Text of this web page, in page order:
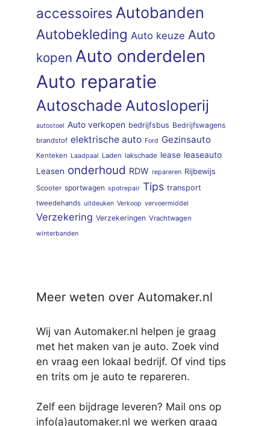
accessoires Autobanden
Autobekleding Auto keuze Auto
kopen Auto onderdelen
Auto reparatie
Autoschade Autosloperij
autostoel Auto verkopen bedrijfsbus Bedrijfswagens
brandstof elektrische auto Ford Gezinsauto
Kenteken Laadpaal Laden lakschade lease leaseauto
Leasen onderhoud RDW repareren Rijbewijs
Scooter sportwagen spotrepair Tips transport
tweedehands uitdeuken Verkoop vervoermiddel
Verzekering Verzekeringen Vrachtwagen
winterbanden
Meer weten over Automaker.nl
Wij van Automaker.nl helpen je graag
met het maken van je auto. Zoek vind
en vraag een lokaal bedrijf. Of vind tips
en trits om je auto te repareren.
Zelf een bijdrage leveren? Mail ons op
info(a)automaker.nl we werken graag